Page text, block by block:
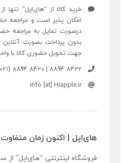
خرید کالا از “های‌اپل”
امکان پذیر است و مراجعه
درصورت تمایل به مراجعه
بدون پرداخت بصورت
جهت تحویل حضوری کالا با
8422 8894 | 8420 8894 (021)
info [at] Hiapple.ir
های‌اپل | اکنون زمان
فروشگاه اینترنتی “های‌اپل